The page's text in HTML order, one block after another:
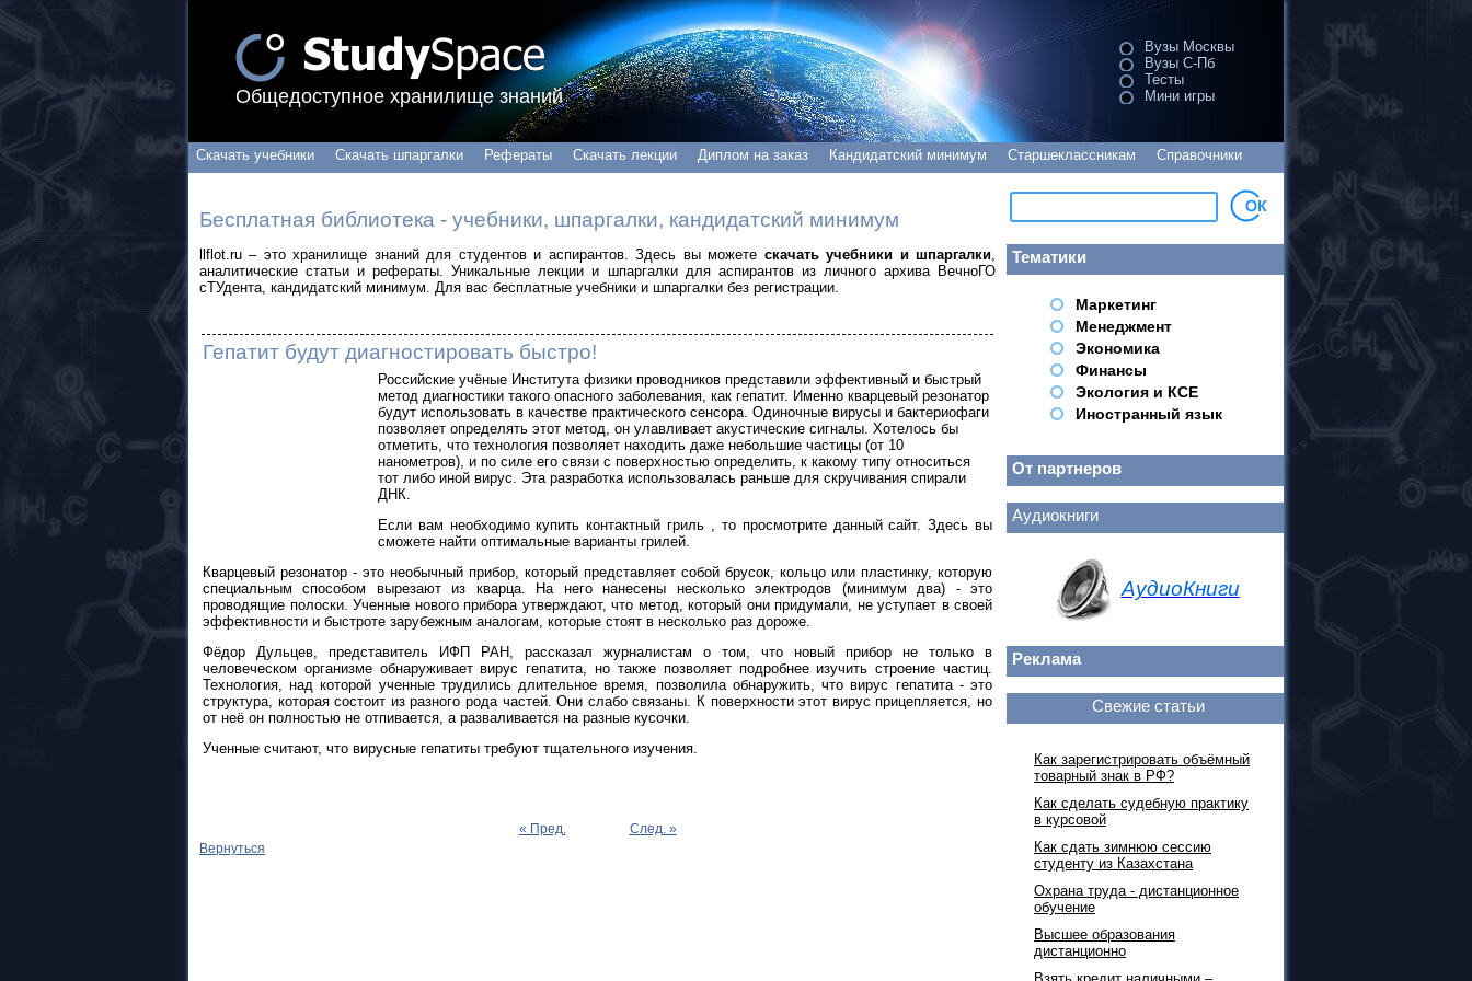
Общедоступное хранилище знаний
Вузы Москвы
Вузы С-Пб
Тесты
Мини игры
Скачать учебники Скачать шпаргалки Рефераты Скачать лекции Диплом на заказ Кандидатский минимум Старшеклассникам Справочники
Бесплатная библиотека - учебники, шпаргалки, кандидатский минимум
llflot.ru – это хранилище знаний для студентов и аспирантов. Здесь вы можете скачать учебники и шпаргалки
аналитические статьи и рефераты. Уникальные лекции и шпаргалки для аспирантов из личного архива ВечноГО
сТУдента, кандидатский минимум. Для вас бесплатные учебники и шпаргалки без регистрации.
Гепатит будут диагностировать быстро!
Российские учёные Института физики проводников представили эффективный и быстрый
метод диагностики такого опасного заболевания, как гепатит. Именно кварцевый резонатор
будут использовать в качестве практического сенсора. Одиночные вирусы и бактериофаги
позволяет определять этот метод, он улавливает акустические сигналы. Хотелось бы
отметить, что технология позволяет находить даже небольшие частицы (от 10
нанометров), и по силе его связи с поверхностью определить, к какому типу относиться
тот либо иной вирус. Эта разработка использовалась раньше для скручивания спирали
ДНК.
Если вам необходимо купить контактный гриль , то просмотрите данный сайт. Здесь вы
сможете найти оптимальные варианты грилей.
Кварцевый резонатор - это необычный прибор, который представляет собой брусок, кольцо или пластинку, которую
специальным способом вырезают из кварца. На него нанесены несколько электродов (минимум два) - это
проводящие полоски. Ученные нового прибора утверждают, что метод, который они придумали, не уступает в своей
эффективности и быстроте зарубежным аналогам, которые стоят в несколько раз дороже.
Фёдор Дульцев, представитель ИФП РАН, рассказал журналистам о том, что новый прибор не только в
человеческом организме обнаруживает вирус гепатита, но также позволяет подробнее изучить строение частиц.
Технология, над которой ученные трудились длительное время, позволила обнаружить, что вирус гепатита - это
структура, которая состоит из разного рода частей. Они слабо связаны. К поверхности этот вирус прицепляется, но
от неё он полностью не отпивается, а разваливается на разные кусочки.
Ученные считают, что вирусные гепатиты требуют тщательного изучения.
« Пред.
След. »
Вернуться
Тематики
Маркетинг
Менеджмент
Экономика
Финансы
Экология и КСЕ
Иностранный язык
От партнеров
Аудиокниги
АудиоКниги
Реклама
Свежие статьи
Как зарегистрировать объёмный
товарный знак в РФ?
Как сделать судебную практику
в курсовой
Как сдать зимнюю сессию
студенту из Казахстана
Охрана труда - дистанционное
обучение
Высшее образования
дистанционно